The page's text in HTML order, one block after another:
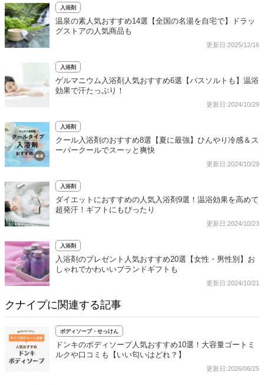
入浴剤
温泉の素人気おすすめ14選【全国の名湯を自宅で】ドラッ
グストアの人気商品も
更新日:2025/12/16
入浴剤
ゲルマニウム入浴剤人気おすすめ6選【バスソルトも】温浴
効果で汗たっぷり！
更新日:2024/10/29
入浴剤
クール入浴剤のおすすめ8選【夏に最強】ひんやり冷感＆ス
ーパークールでスーッと爽快
更新日:2024/10/29
入浴剤
ダイエットにおすすめの人気入浴剤9選！温浴効果を高めて
超発汗！ギフトにもぴったり
更新日:2024/10/23
入浴剤
入浴剤のプレゼント人気おすすめ20選【女性・男性別】お
しゃれでかわいいブランドギフトも
更新日:2024/10/21
クナイプに関連する記事
ボディソープ・せっけん
ドンキのボディソープ人気おすすめ10選！大容量ゴートミ
ルクや口コミも【いい匂いはどれ？】
更新日:2026/06/25